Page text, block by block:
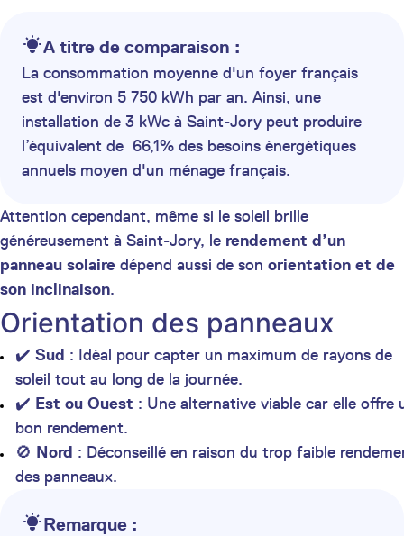
A titre de comparaison :
La consommation moyenne d'un foyer français
est d'environ 5 750 kWh par an. Ainsi, une
installation de 3 kWc à Saint-Jory peut produire
l’équivalent de 66,1% des besoins énergétiques
annuels moyen d'un ménage français.
Attention cependant, même si le soleil brille
généreusement à Saint-Jory, le rendement d’un
panneau solaire dépend aussi de son orientation et de
son inclinaison.
Orientation des panneaux
✔️ Sud : Idéal pour capter un maximum de rayons de
soleil tout au long de la journée.
✔️ Est ou Ouest : Une alternative viable car elle offre
bon rendement.
🚫 Nord : Déconseillé en raison du trop faible
des panneaux.
Remarque :